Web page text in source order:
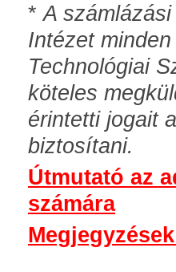
*A
Intézet
Technológiai
köteles
érintetti jogait
biztosítani.
Útmutató az
számára